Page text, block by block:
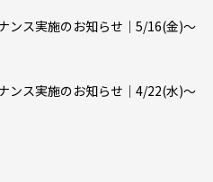
ンス実施のお知らせ｜5/16(金)〜
ンス実施のお知らせ｜4/22(水)〜